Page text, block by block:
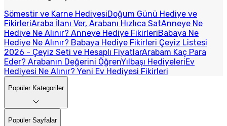
Sömestir ve Karne HediyesiDoğum Günü Hediye ve
FikirleriAraba İlanı Ver, Arabanı Hızlıca SatAnneye Ne
Hediye Ne Alınır? Anneye Hediye FikirleriBabaya Ne
Hediye Ne Alınır? Babaya Hediye Fikirleri Çeyiz Listesi
2026 - Çeyiz Seti ve Hesaplı FiyatlarArabam Kaç Para
Eder? Arabanın Değerini ÖğrenYılbaşı HediyeleriEv
Hediyesi Ne Alınır? Yeni Ev Hediyesi Fikirleri
Popüler Kategoriler
Popüler Sayfalar